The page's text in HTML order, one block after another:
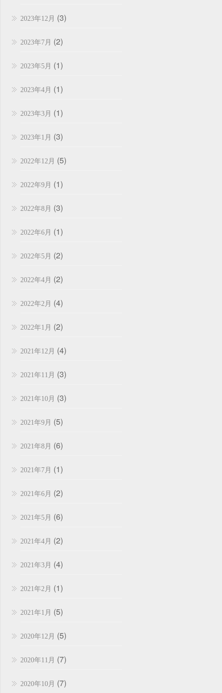
2023年12月 (3)
2023年7月 (2)
2023年5月 (1)
2023年4月 (1)
2023年3月 (1)
2023年1月 (3)
2022年12月 (5)
2022年9月 (1)
2022年8月 (3)
2022年6月 (1)
2022年5月 (2)
2022年4月 (2)
2022年2月 (4)
2022年1月 (2)
2021年12月 (4)
2021年11月 (3)
2021年10月 (3)
2021年9月 (5)
2021年8月 (6)
2021年7月 (1)
2021年6月 (2)
2021年5月 (6)
2021年4月 (2)
2021年3月 (4)
2021年2月 (1)
2021年1月 (5)
2020年12月 (5)
2020年11月 (7)
2020年10月 (7)